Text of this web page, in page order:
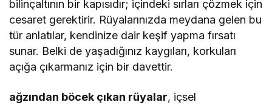
bilinçaltının bir kapısıdır; içindeki sırları çözmek için
cesaret gerektirir. Rüyalarınızda meydana gelen bu
tür anlatılar, kendinize dair keşif yapma fırsatı
sunar. Belki de yaşadığınız kaygıları, korkuları
açığa çıkarmanız için bir davettir.
ağzından böcek çıkan rüyalar, içsel